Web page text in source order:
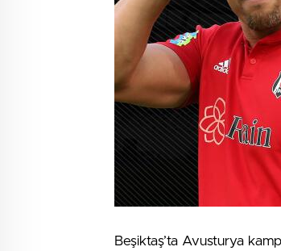
Beşiktaş’ta Avusturya